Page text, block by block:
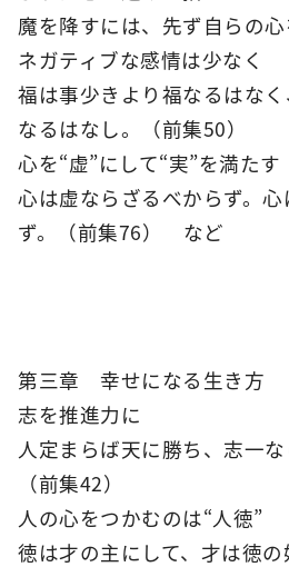
魔を降すには、先ず自らの心
ネガティブな感情は少なく
福は事少きより福なるはな
なるはなし。（前集50）
心を“虚”にして“実”を満たす
心は虚ならざるべからず。
ず。（前集76） など
第三章 幸せになる生き方
志を推進力に
人定まらば天に勝ち、志一な
（前集42）
人の心をつかむのは“人徳”
徳は才の主にして、才は徳